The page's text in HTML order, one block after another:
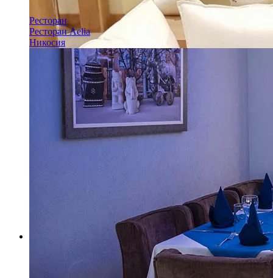
Ресторан
Ресторан Aelia
Никосия